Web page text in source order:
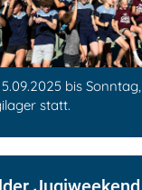
bis
statt.